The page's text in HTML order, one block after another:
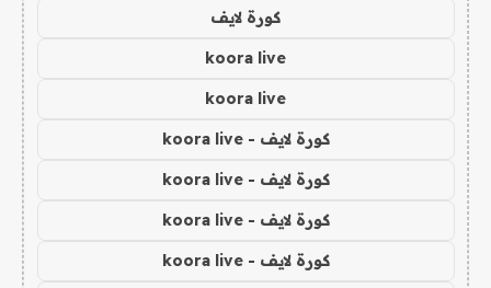
كورة لايف
koora live
koora live
كورة لايف - koora live
كورة لايف - koora live
كورة لايف - koora live
كورة لايف - koora live